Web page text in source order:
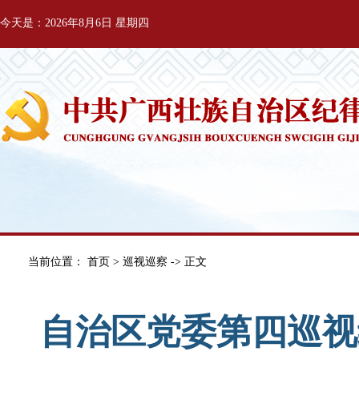
今天是：2026年8月6日 星期四
当前位置： 首页 > 巡视巡察 -> 正文
自治区党委第四巡